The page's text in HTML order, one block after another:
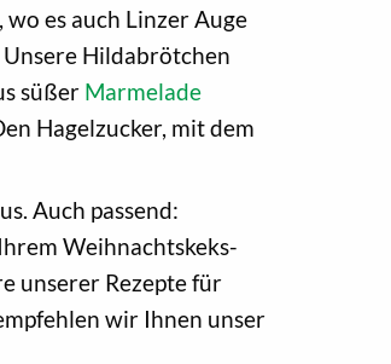
es auch Linzer Auge
Hildabrötchen
süßer Marmelade
Hagelzucker, mit dem
Auch passend:
Weihnachtskeks-
unserer Rezepte für
wir Ihnen unser